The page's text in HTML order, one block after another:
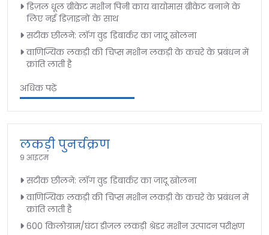
डिज़ल धूल ब्रीकेट मशीन पिनी काय बायोमास ब्रीकेट बनाने के
लिए नई डिज़ाइनों के साथ
सटीक छीलने: लॉग वुड डिबार्कर का जादू खोलना
वाणिज्यिक लकड़ी की चिप्स मशीन लकड़ी के कचरे के प्रबंधन में
क्रांति लाती है
अधिक पढ़ें
लकड़ी पुनर्चक्रण
9 आइटम
सटीक छीलने: लॉग वुड डिबार्कर का जादू खोलना
वाणिज्यिक लकड़ी की चिप्स मशीन लकड़ी के कचरे के प्रबंधन में
क्रांति लाती है
600 किलोग्राम/घंटा डीजल लकड़ी श्रेडर मशीन उत्पादन परीक्षण